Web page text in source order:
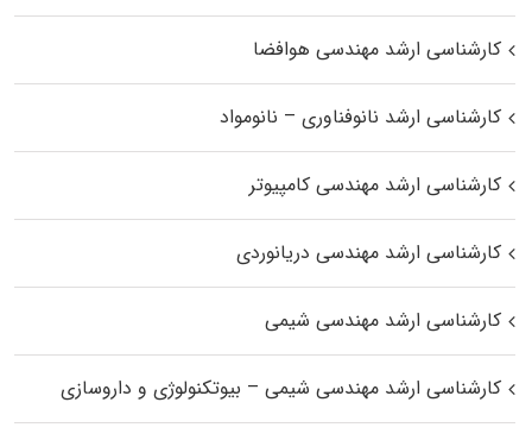
کارشناسی ارشد مهندسی هوافضا
کارشناسی ارشد نانوفناوری – نانومواد
کارشناسی ارشد مهندسی کامپیوتر
کارشناسی ارشد مهندسی دریانوردی
کارشناسی ارشد مهندسی شیمی
کارشناسی ارشد مهندسی شیمی – بیوتکنولوژی و داروسازی